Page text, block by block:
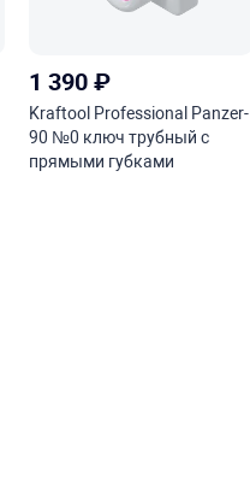
1 390₽
Kraftool Professional Panzer-
90 №0 ключ трубный с
прямыми губками